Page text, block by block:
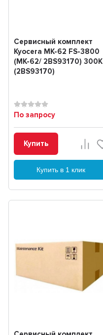
Сервисный комплект
Kyocera MK-62 FS-3800
(MK-62/ 2BS93170) 300K
(2BS93170)
По запросу
Купить
Купить в 1 клик